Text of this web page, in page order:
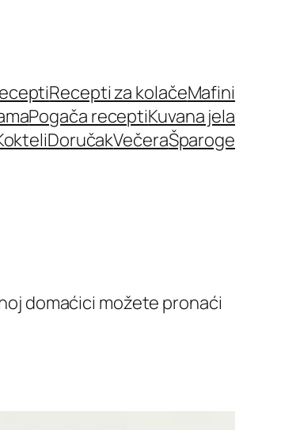
Recepti za kolačeMafini
Pogača receptiKuvana jela
DoručakVečeraŠparoge
domaćici možete pronaći